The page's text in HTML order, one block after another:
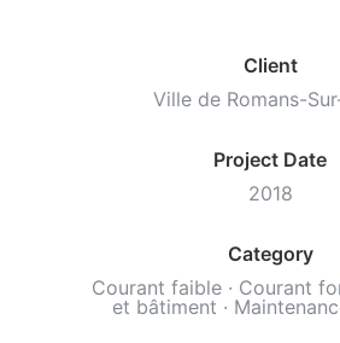
Client
Ville de Romans-
Project Date
2018
Category
Courant faible · Courant
et bâtiment ·